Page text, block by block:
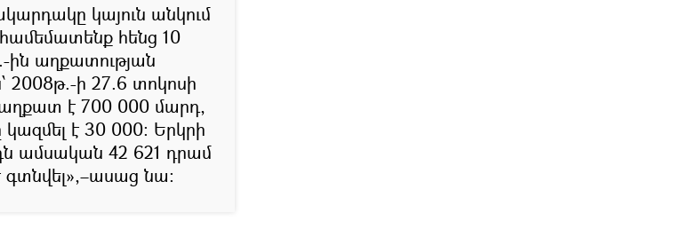
կայուն անկում
հենց 10
աղքատության
2008թ.-ի 27.6 տոկոսի
է 700 000 մարդ,
է 30 000։ Երկրի
ամսական 42 621 դրամ
գտնվել»,–ասաց նա: